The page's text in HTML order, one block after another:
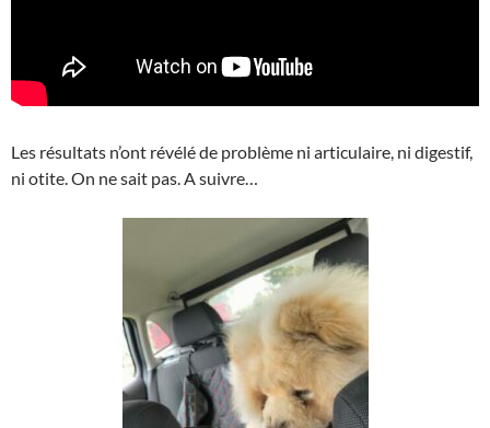
Les résultats n’ont révélé de problème ni articulaire, ni digestif,
ni otite. On ne sait pas. A suivre…